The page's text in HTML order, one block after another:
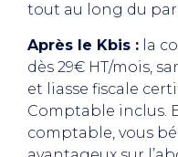
tout au long du
Après le Kbis : la
dès 29€ HT/mois,
et liasse fiscale
Comptable inclus.
comptable, vous